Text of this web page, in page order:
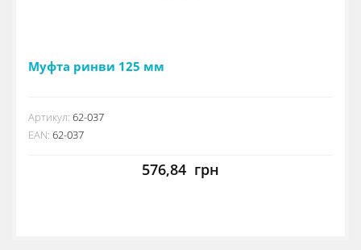
Муфта ринви 125 мм
Артикул: 62-037
EAN: 62-037
576,84 грн